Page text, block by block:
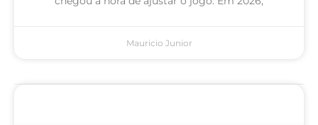
Mauricio Junior